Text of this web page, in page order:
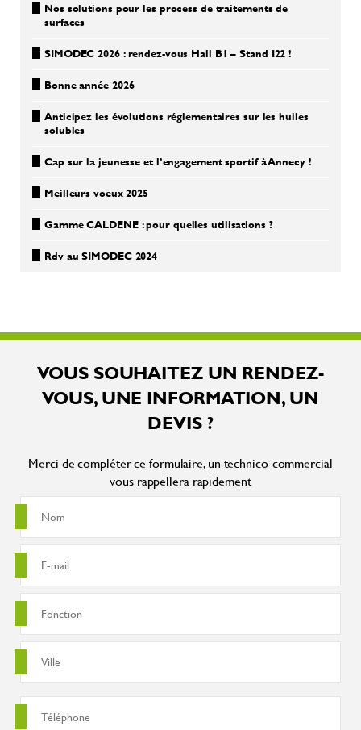
Nos solutions pour les process de traitements de
surfaces
SIMODEC 2026 : rendez-vous Hall B1 – Stand I22 !
Bonne année 2026
Anticipez les évolutions réglementaires sur les huiles
solubles
Cap sur la jeunesse et l’engagement sportif à Annecy !
Meilleurs voeux 2025
Gamme CALDENE : pour quelles utilisations ?
Rdv au SIMODEC 2024
VOUS SOUHAITEZ UN RENDEZ-
VOUS, UNE INFORMATION, UN
DEVIS ?
Merci de compléter ce formulaire, un technico-commercial
vous rappellera rapidement